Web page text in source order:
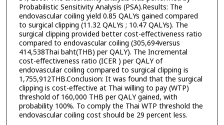
Probabilistic Sensitivity Analysis (PSA).Results: The
endovascular coiling yield 0.85 QALYs gained compared
to surgical clipping (11.32 QALYs ; 10.47 QALYs). The
surgical clipping provided better cost-effectiveness ratio
compared to endovascular coiling (305,694versus
414,538Thai baht(THB) per QALY). The Incremental
cost-effectiveness ratio (ICER ) per QALY of
endovascular coiling compared to surgical clipping is
1,755,912THB.Conclusion: It was found that the surgical
clipping is cost-effective at Thai willing to pay (WTP)
threshold of 160,000 THB per QALY gained, with
probability 100%. To comply the Thai WTP threshold the
endovascular coiling cost should be 29 percent less.